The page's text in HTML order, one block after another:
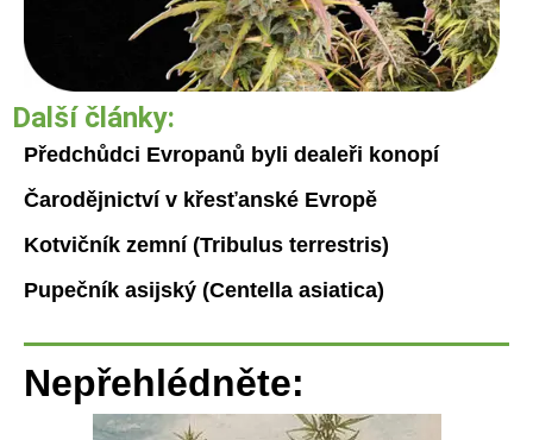
Další články:
Předchůdci Evropanů byli dealeři konopí
Čarodějnictví v křesťanské Evropě
Kotvičník zemní (Tribulus terrestris)
Pupečník asijský (Centella asiatica)
Nepřehlédněte: